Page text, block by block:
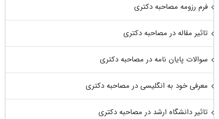
فرم رزومه مصاحبه دکتری
تاثیر مقاله در مصاحبه دکتری
سوالات پایان نامه در مصاحبه دکتری
معرفی خود به انگلیسی در مصاحبه دکتری
تاثیر دانشگاه ارشد در مصاحبه دکتری